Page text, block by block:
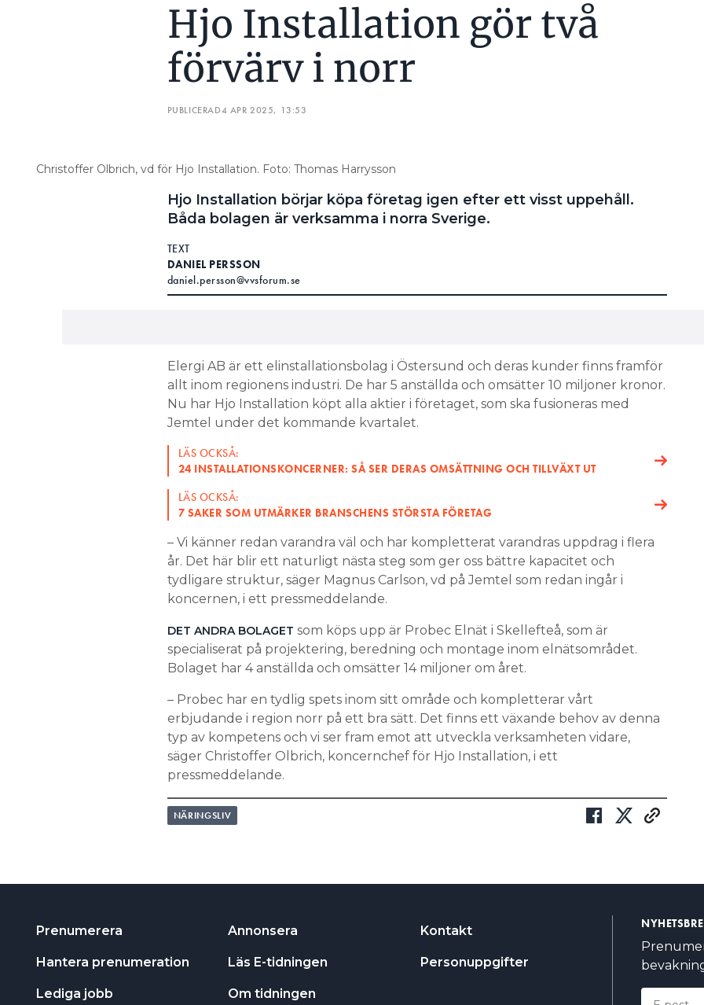
Hjo Installation gör två
förvärv i norr
PUBLICERAD4 APR 2025, 13:53
Christoffer Olbrich, vd för Hjo Installation. Foto: Thomas Harrysson
Hjo Installation börjar köpa företag igen efter ett visst uppehåll.
Båda bolagen är verksamma i norra Sverige.
TEXT
DANIEL PERSSON
daniel.persson@vvsforum.se
Elergi AB är ett elinstallationsbolag i Östersund och deras kunder finns framför
allt inom regionens industri. De har 5 anställda och omsätter 10 miljoner kronor.
Nu har Hjo Installation köpt alla aktier i företaget, som ska fusioneras med
Jemtel under det kommande kvartalet.
LÄS OCKSÅ:
24 INSTALLATIONSKONCERNER: SÅ SER DERAS OMSÄTTNING OCH TILLVÄXT UT
LÄS OCKSÅ:
7 SAKER SOM UTMÄRKER BRANSCHENS STÖRSTA FÖRETAG
– Vi känner redan varandra väl och har kompletterat varandras uppdrag i flera
år. Det här blir ett naturligt nästa steg som ger oss bättre kapacitet och
tydligare struktur, säger Magnus Carlson, vd på Jemtel som redan ingår i
koncernen, i ett pressmeddelande.
DET ANDRA BOLAGET som köps upp är Probec Elnät i Skellefteå, som är
specialiserat på projektering, beredning och montage inom elnätsområdet.
Bolaget har 4 anställda och omsätter 14 miljoner om året.
– Probec har en tydlig spets inom sitt område och kompletterar vårt
erbjudande i region norr på ett bra sätt. Det finns ett växande behov av denna
typ av kompetens och vi ser fram emot att utveckla verksamheten vidare,
säger Christoffer Olbrich, koncernchef för Hjo Installation, i ett
pressmeddelande.
NÄRINGSLIV
Prenumerera
Hantera prenumeration
Lediga jobb
Annonsera
Läs E-tidningen
Om tidningen
Kontakt
Personuppgifter